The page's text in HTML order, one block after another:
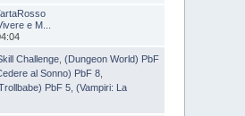
e M...
Challenge ,(Dungeon World) PbF
al Sonno) PbF 8
PbF 5 ,(Vampiri: La